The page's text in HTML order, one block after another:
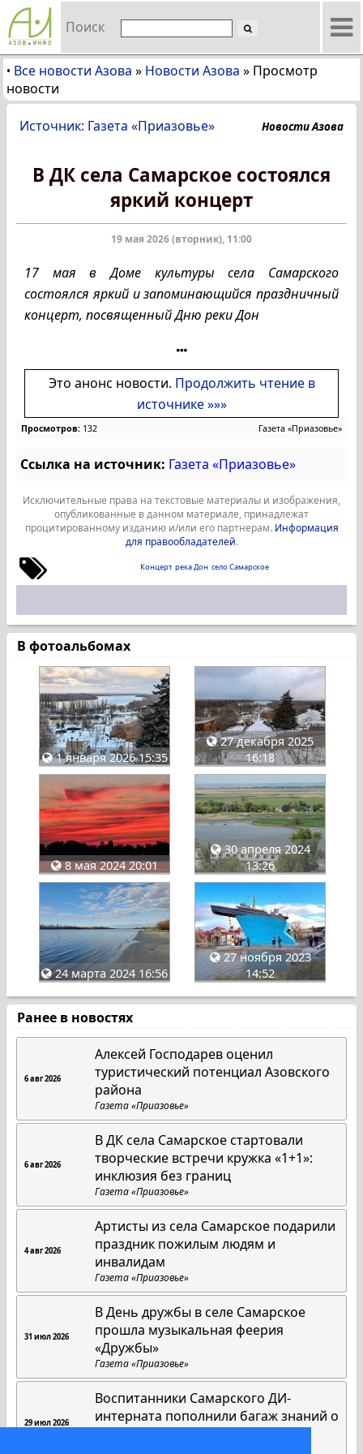
Поиск
• Все новости Азова » Новости Азова » Просмотр
новости
Источник: Газета «Приазовье» Новости Азова
В ДК села Самарское состоялся
яркий концерт
19 мая 2026 (вторник), 11:00
17 мая в Доме культуры села Самарского
состоялся яркий и запоминающийся праздничный
концерт, посвященный Дню реки Дон
Это анонс новости. Продолжить чтение в
источнике »»»
Просмотров: 132 Газета «Приазовье»
Ссылка на источник: Газета «Приазовье»
Исключительные права на текстовые материалы и изображения,
опубликованные в данном материале, принадлежат
процитированному изданию и/или его партнерам. Информация
для правообладателей.
Концерт река Дон село Самарское
В фотоальбомах
1 января 2026 15:35
27 декабря 2025
16:18
8 мая 2024 20:01
30 апреля 2024
13:26
24 марта 2024 16:56
27 ноября 2023
14:52
Ранее в новостях
6 авг 2026
Алексей Господарев оценил
туристический потенциал Азовского
района
Газета «Приазовье»
6 авг 2026
В ДК села Самарское стартовали
творческие встречи кружка «1+1»:
инклюзия без границ
Газета «Приазовье»
4 авг 2026
Артисты из села Самарское подарили
праздник пожилым людям и
инвалидам
Газета «Приазовье»
31 июл 2026
В День дружбы в селе Самарское
прошла музыкальная феерия
«Дружбы»
Газета «Приазовье»
29 июл 2026
Воспитанники Самарского ДИ-
интерната пополнили багаж знаний о